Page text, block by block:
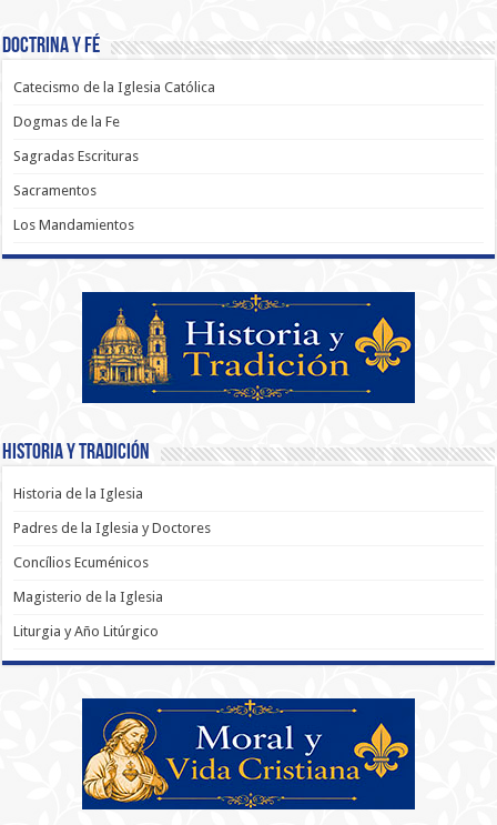
Doctrina y Fé
Catecismo de la Iglesia Católica
Dogmas de la Fe
Sagradas Escrituras
Sacramentos
Los Mandamientos
Historia y Tradición
Historia de la Iglesia
Padres de la Iglesia y Doctores
Concílios Ecuménicos
Magisterio de la Iglesia
Liturgia y Año Litúrgico